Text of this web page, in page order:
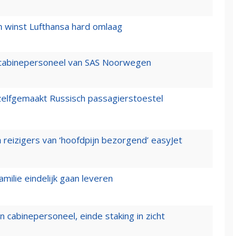
winst Lufthansa hard omlaag
van SAS Noorwegen
Russisch passagierstoestel
van ‘hoofdpijn bezorgend’ easyJet
eindelijk gaan leveren
cabinepersoneel, einde staking in zicht